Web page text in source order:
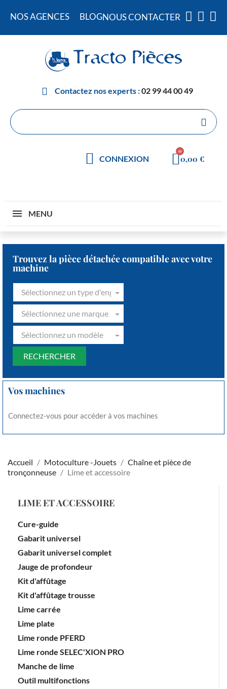
NOS AGENCES BLOGNOUS CONTACTER
Contactez nos experts :02 99 44 00 49
CONNEXION 0,00 €
MENU
Trouvez la pièce détachée compatible avec votre
machine
Sélectionnez un type d'engin
Sélectionnez une marque
Sélectionnez un modèle
Vos machines
Connectez-vous pour accéder à vos machines
Accueil Motoculture -Jouets
Chaîne et pièce de
tronçonneuse
Lime et accessoire
LIME ET ACCESSOIRE
Cure-guide
Gabarit universel
Gabarit universel complet
Jauge de profondeur
Kit d'affûtage
Kit d'affûtage trousse
Lime carrée
Lime plate
Lime ronde PFERD
Lime ronde SELEC'XION PRO
Manche de lime
Outil multifonctions